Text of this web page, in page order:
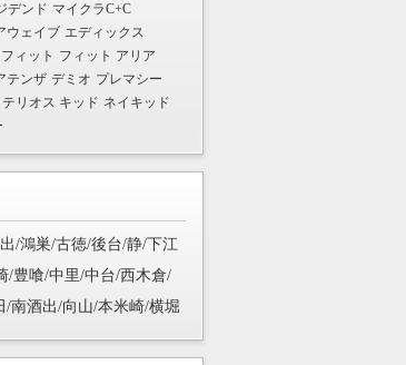
デンド マイクラC+C
ウェイブ エディックス
フィット フィット アリア
テンザ デミオ プレマシー
テリオス キッド ネイキッド
/鴻巣/古徳/後台/静/下江
/豊喰/中里/中台/西木倉/
南酒出/向山/本米崎/横堀